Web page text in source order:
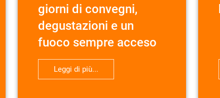
giorni di convegni,
degustazioni e un
fuoco sempre acceso
Leggi di più...